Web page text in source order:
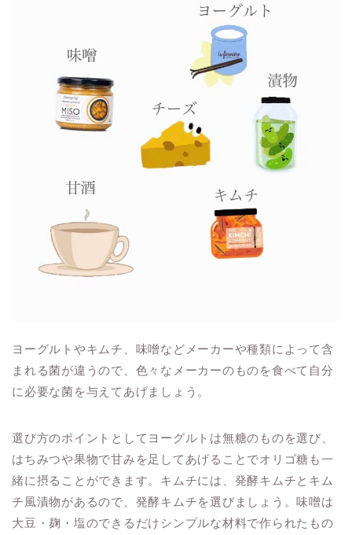
ヨーグルトやキムチ、味噌などメーカーや種類によって含
まれる菌が違うので、色々なメーカーのものを食べて自分
に必要な菌を与えてあげましょう。
選び方のポイントとしてヨーグルトは無糖のものを選び、
はちみつや果物で甘みを足してあげることでオリゴ糖も一
緒に摂ることができます。キムチには、発酵キムチとキム
チ風漬物があるので、発酵キムチを選びましょう。味噌は
大豆・麹・塩のできるだけシンプルな材料で作られたもの